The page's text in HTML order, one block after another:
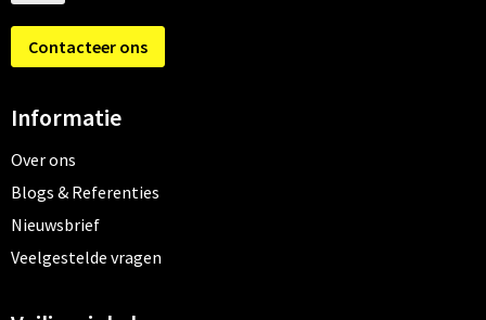
Contacteer ons
Informatie
Over ons
Blogs & Referenties
Nieuwsbrief
Veelgestelde vragen